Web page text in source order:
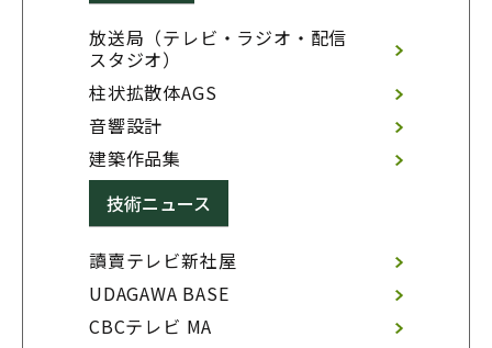
放送局（テレビ・ラジオ・配信
スタジオ）
柱状拡散体AGS
音響設計
建築作品集
技術ニュース
讀賣テレビ新社屋
UDAGAWA BASE
CBCテレビ MA